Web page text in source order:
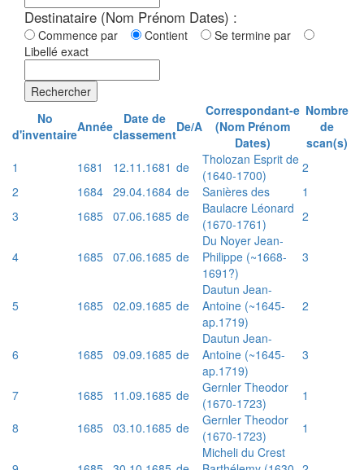
Destinataire (Nom Prénom Dates) :
Commence par Contient
Se termine par
Libellé exact
Rechercher
No
d'inventaireAnnée
Date de
classementDe/A
Correspondant-e
(Nom Prénom
Dates)
Nombre
de
scan(s)
1
1681 12.11.1681 de
Tholozan Esprit de
(1640-1700)
2
2
1684 29.04.1684 de Sanières des
1
3
1685 07.06.1685 de
Baulacre Léonard
(1670-1761)
2
4 1685 07.06.1685 de
Du Noyer Jean-
Philippe (~1668-
1691?)
3
5 1685 02.09.1685 de
Dautun Jean-
Antoine (~1645-
ap.1719)
2
6 1685 09.09.1685 de
Dautun Jean-
Antoine (~1645-
ap.1719)
3
7 1685 11.09.1685 de
Gernler Theodor
(1670-1723)
1
8
1685 03.10.1685 de
Gernler Theodor
(1670-1723)
1
Micheli du Crest